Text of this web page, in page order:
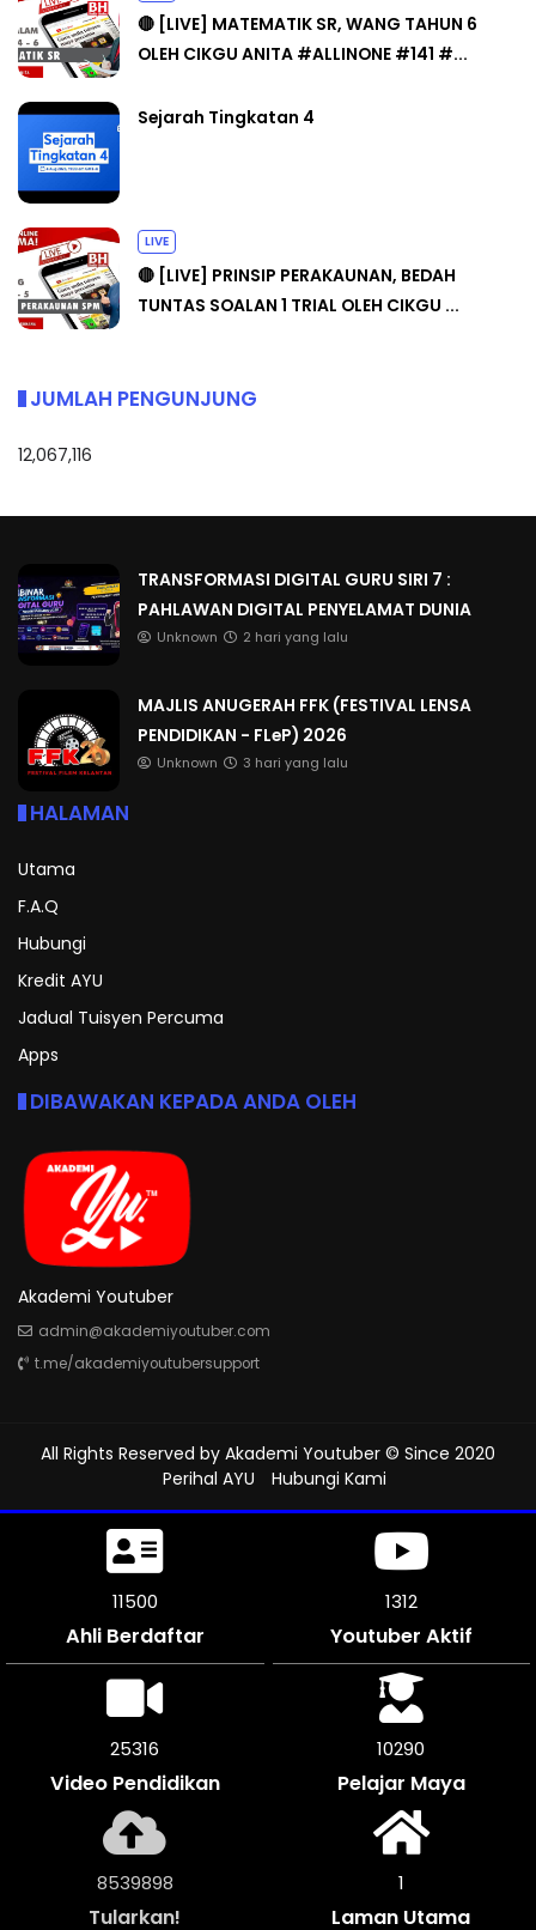
🔴 [LIVE] MATEMATIK SR, WANG TAHUN 6
OLEH CIKGU ANITA #ALLINONE #141 #...
Sejarah Tingkatan 4
LIVE
🔴 [LIVE] PRINSIP PERAKAUNAN, BEDAH
TUNTAS SOALAN 1 TRIAL OLEH CIKGU ...
JUMLAH PENGUNJUNG
12,067,116
TRANSFORMASI DIGITAL GURU SIRI 7 :
PAHLAWAN DIGITAL PENYELAMAT DUNIA
Unknown 2 hari yang lalu
MAJLIS ANUGERAH FFK (FESTIVAL LENSA
PENDIDIKAN - FLeP) 2026
Unknown 3 hari yang lalu
HALAMAN
Utama
F.A.Q
Hubungi
Kredit AYU
Jadual Tuisyen Percuma
Apps
DIBAWAKAN KEPADA ANDA OLEH
Akademi Youtuber
admin@akademiyoutuber.com
t.me/akademiyoutubersupport
All Rights Reserved by Akademi Youtuber © Since 2020
Perihal AYU
Hubungi Kami
11500
Ahli Berdaftar
1312
Youtuber Aktif
25316
Video Pendidikan
10290
Pelajar Maya
8539898
Tularkan!
1
Laman Utama